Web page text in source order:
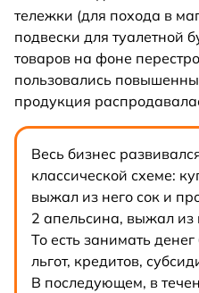
тележки (для похода в
подвески для туалетной
товаров на фоне
пользовались
продукция
Весь бизнес
классической схеме:
выжал из него сок и
2 апельсина, выжал из
То есть занимать
льгот, кредитов,
В последующем, в